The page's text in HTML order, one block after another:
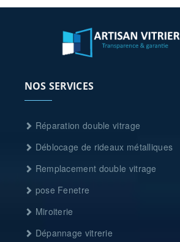
NOS SERVICES
Réparation double vitrage
Déblocage de rideaux métalliques
Remplacement double vitrage
pose Fenetre
Miroiterie
Dépannage vitrerie